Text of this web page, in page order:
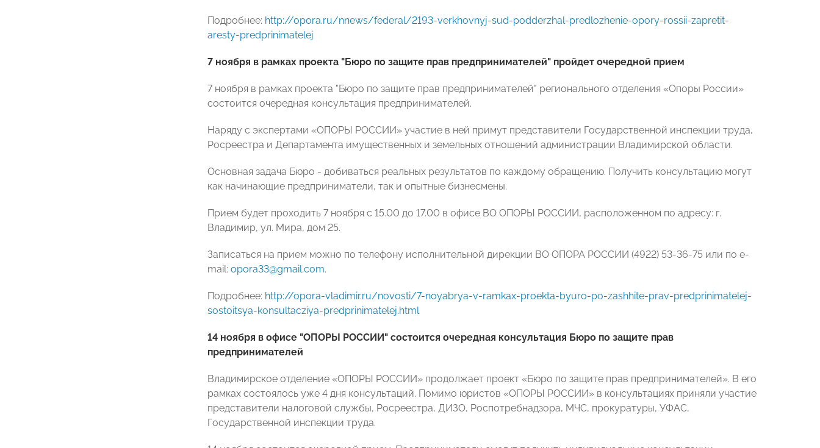
Подробнее: http://opora.ru/nnews/federal/2193-verkhovnyj-sud-podderzhal-predlozhenie-opory-rossii-zapretit-
aresty-predprinimatelej
7 ноября в рамках проекта "Бюро по защите прав предпринимателей" пройдет очередной прием
7 ноября в рамках проекта "Бюро по защите прав предпринимателей" регионального отделения «Опоры России»
состоится очередная консультация предпринимателей.
Наряду с экспертами «ОПОРЫ РОССИИ» участие в ней примут представители Государственной инспекции труда,
Росреестра и Департамента имущественных и земельных отношений администрации Владимирской области.
Основная задача Бюро - добиваться реальных результатов по каждому обращению. Получить консультацию могут
как начинающие предприниматели, так и опытные бизнесмены.
Прием будет проходить 7 ноября с 15.00 до 17.00 в офисе ВО ОПОРЫ РОССИИ, расположенном по адресу: г.
Владимир, ул. Мира, дом 25.
Записаться на прием можно по телефону исполнительной дирекции ВО ОПОРА РОССИИ (4922) 53-36-75 или по e-
mail: opora33@gmail.com.
Подробнее: http://opora-vladimir.ru/novosti/7-noyabrya-v-ramkax-proekta-byuro-po-zashhite-prav-predprinimatelej-
sostoitsya-konsultacziya-predprinimatelej.html
14 ноября в офисе "ОПОРЫ РОССИИ" состоится очередная консультация Бюро по защите прав
предпринимателей
Владимирское отделение «ОПОРЫ РОССИИ» продолжает проект «Бюро по защите прав предпринимателей». В его
рамках состоялось уже 4 дня консультаций. Помимо юристов «ОПОРЫ РОССИИ» в консультациях приняли участие
представители налоговой службы, Росреестра, ДИЗО, Роспотребнадзора, МЧС, прокуратуры, УФАС,
Государственной инспекции труда.